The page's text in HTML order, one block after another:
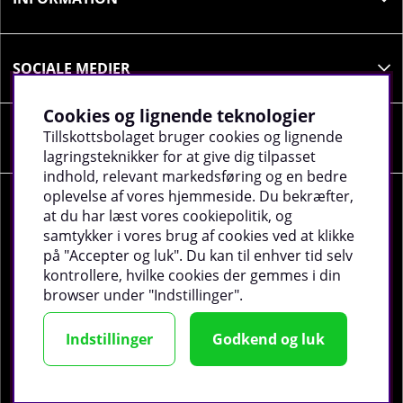
træning. Dette bidrager til hurtigere restitution
og genopbygning af glykogendepoterne. For
blandes med protein, f.eks. SOLID Nutrition
Hvorfor vælge SOLID Nutrition
Maltodextrin?
Solid Nutrition Maltodextrin er udviklet til dig, der
ønsker etrent, effektivt og fleksibelt
energitilskud. Det er helt fri for fedt, fibre og
protein, hvilket gør det let for kroppen at optage
uden at belaste maven. Da det er smagsneutralt,
kan det blandes i enhver drik – f.eks. vand, juice, EAA
eller proteinshake – uden at ændre smagen.
Produktet passer både til udholdenhedsatleter og
SOCIALE MEDIER
VIRKSOMHEDSOPLYSNINGER
©2026 tillskottsbolaget.dk. Vi bruger cookies -Læs
mere.
Cookies og lignende teknologier
Tillskottsbolaget bruger cookies og lignende
lagringsteknikker for at give dig tilpasset
indhold, relevant markedsføring og en bedre
oplevelse af vores hjemmeside. Du bekræfter,
at du har læst vores cookiepolitik, og
samtykker i vores brug af cookies ved at klikke
på "Accepter og luk". Du kan til enhver tid selv
kontrollere, hvilke cookies der gemmes i din
browser under "Indstillinger".
Indstillinger Godkend og luk